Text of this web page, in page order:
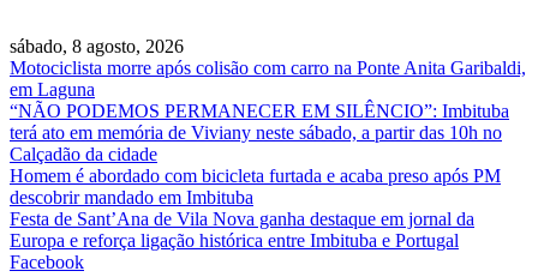
sábado, 8 agosto, 2026
Motociclista morre após colisão com carro na Ponte Anita Garibaldi,
em Laguna
“NÃO PODEMOS PERMANECER EM SILÊNCIO”: Imbituba
terá ato em memória de Viviany neste sábado, a partir das 10h no
Calçadão da cidade
Homem é abordado com bicicleta furtada e acaba preso após PM
descobrir mandado em Imbituba
Festa de Sant’Ana de Vila Nova ganha destaque em jornal da
Europa e reforça ligação histórica entre Imbituba e Portugal
Facebook